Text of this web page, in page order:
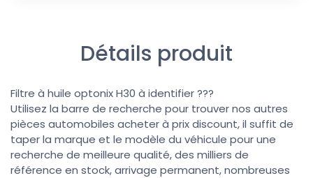
Détails produit
Filtre à huile optonix H30 à identifier ???
Utilisez la barre de recherche pour trouver nos autres
pièces automobiles acheter à prix discount, il suffit de
taper la marque et le modèle du véhicule pour une
recherche de meilleure qualité, des milliers de
référence en stock, arrivage permanent, nombreuses